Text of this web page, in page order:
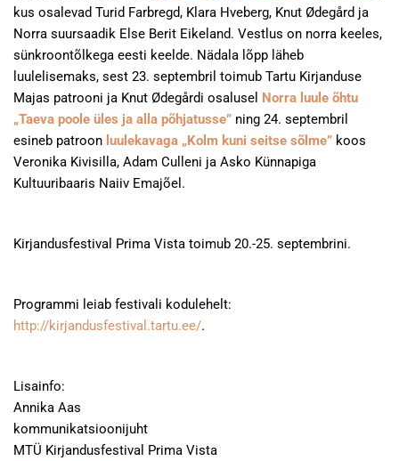
kus osalevad Turid Farbregd, Klara Hveberg, Knut Ødegård ja
Norra suursaadik Else Berit Eikeland. Vestlus on norra keeles,
sünkroontõlkega eesti keelde. Nädala lõpp läheb
luulelisemaks, sest 23. septembril toimub Tartu Kirjanduse
Majas patrooni ja Knut Ødegårdi osalusel Norra luule õhtu
„Taeva poole üles ja alla põhjatusse” ning 24. septembril
esineb patroon luulekavaga „Kolm kuni seitse sõlme” koos
Veronika Kivisilla, Adam Culleni ja Asko Künnapiga
Kultuuribaaris Naiiv Emajõel.
Kirjandusfestival Prima Vista toimub 20.-25. septembrini.
Programmi leiab festivali kodulehelt:
http://kirjandusfestival.tartu.ee/.
Lisainfo:
Annika Aas
kommunikatsioonijuht
MTÜ Kirjandusfestival Prima Vista